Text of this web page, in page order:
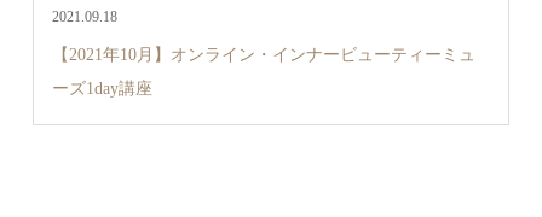
2021.09.18
【2021年10月】オンライン・インナービューティーミュ
ーズ1day講座